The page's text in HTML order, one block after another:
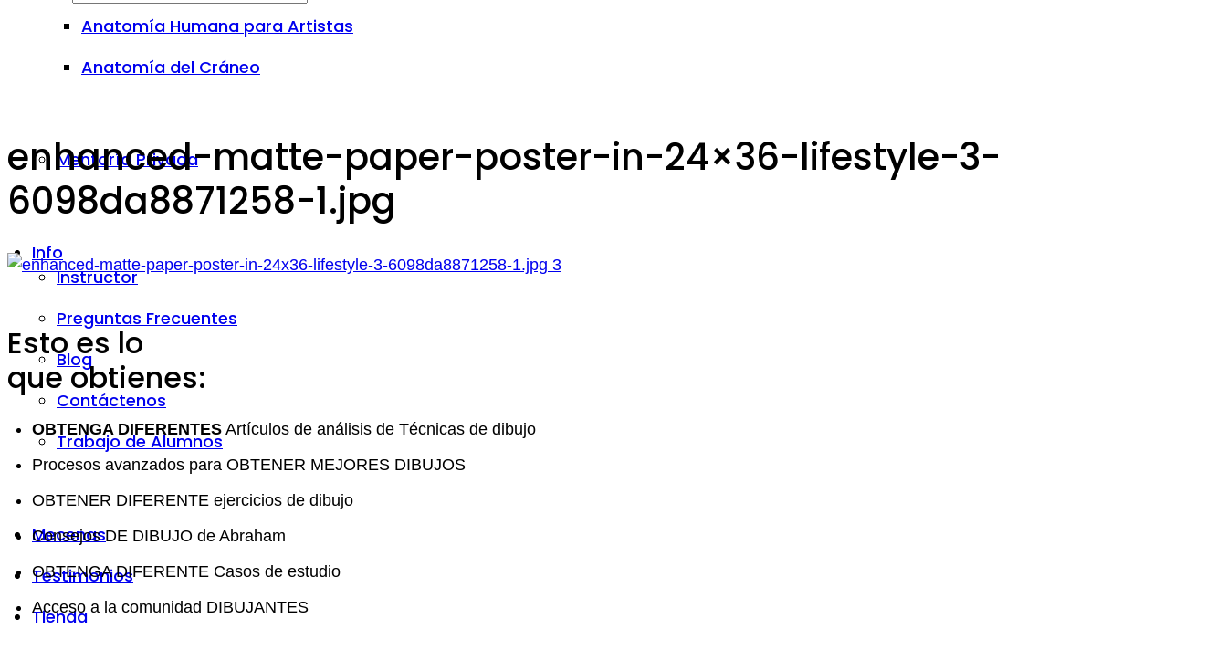
Anatomía Humana para Artistas
Anatomía del Cráneo
Mentoría Privada
Info
Instructor
Preguntas Frecuentes
Blog
Contáctenos
Trabajo de Alumnos
Mecenas
Testimonios
Tienda
enhanced-matte-paper-poster-in-24×36-lifestyle-3-
6098da8871258-1.jpg
Esto es lo
que obtienes:
OBTENGA DIFERENTES Artículos de análisis de Técnicas de dibujo
Procesos avanzados para OBTENER MEJORES DIBUJOS
OBTENER DIFERENTE ejercicios de dibujo
Consejos DE DIBUJO de Abraham
OBTENGA DIFERENTE Casos de estudio
Acceso a la comunidad DIBUJANTES